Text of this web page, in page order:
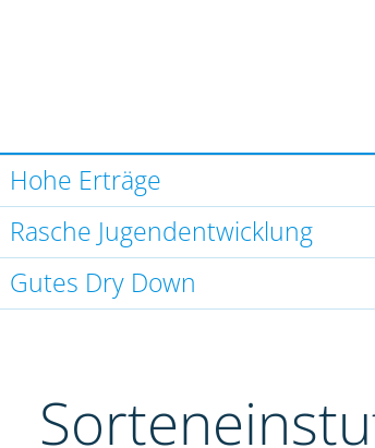
Hohe Erträge
Rasche Jugendentwicklung
Gutes Dry Down